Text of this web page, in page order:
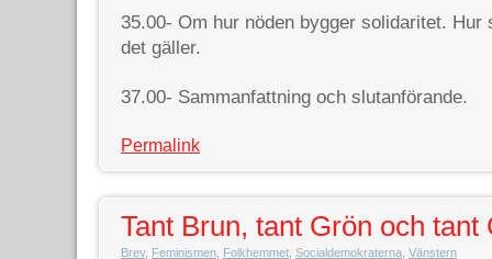
35.00- Om hur nöden bygger solidaritet. Hur
det gäller.
37.00- Sammanfattning och slutanförande.
Permalink
Tant Brun, tant Grön och tant
Brev, Feminismen Folkhemmet Socialdemokraterna Vänstern